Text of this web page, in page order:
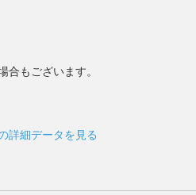
もございます。
詳細データを見る